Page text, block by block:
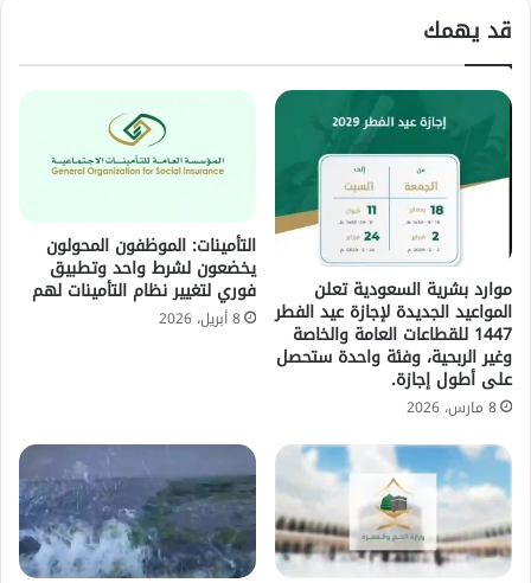
قد يهمك
موارد بشرية السعودية تعلن
المواعيد الجديدة لإجازة عيد الفطر
1447 للقطاعات العامة والخاصة
وغير الربحية، وفئة واحدة ستحصل
على أطول إجازة.
8 مارس، 2026
التأمينات: الموظفون المحولون
يخضعون لشرط واحد وتطبيق
فوري لتغيير نظام التأمينات لهم
8 أبريل، 2026